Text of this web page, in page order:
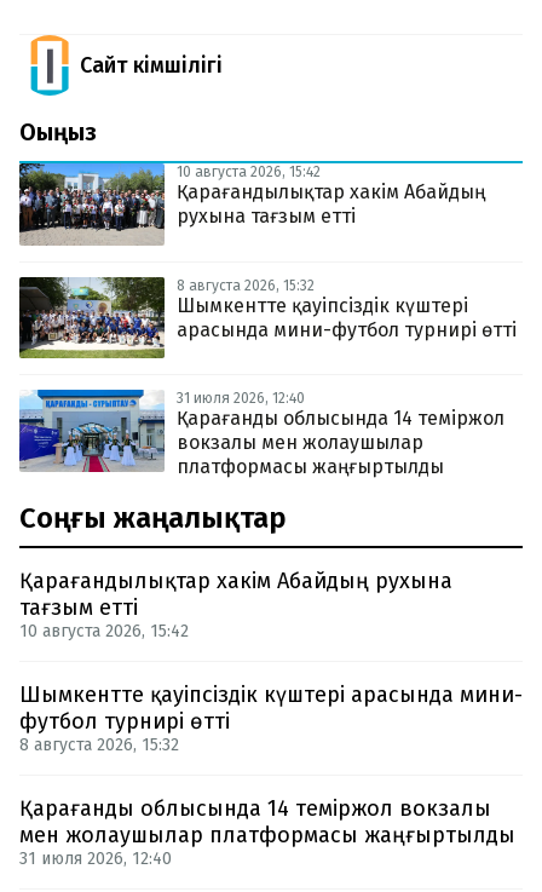
Сайт Әкімшілігі
Оқыңыз
10 августа 2026, 15:42
Қарағандылықтар хакім Абайдың
рухына тағзым етті
8 августа 2026, 15:32
Шымкентте қауіпсіздік күштері
арасында мини-футбол турнирі өтті
31 июля 2026, 12:40
Қарағанды облысында 14 теміржол
вокзалы мен жолаушылар
платформасы жаңғыртылды
Соңғы жаңалықтар
Қарағандылықтар хакім Абайдың рухына
тағзым етті
10 августа 2026, 15:42
Шымкентте қауіпсіздік күштері арасында мини-
футбол турнирі өтті
8 августа 2026, 15:32
Қарағанды облысында 14 теміржол вокзалы
мен жолаушылар платформасы жаңғыртылды
31 июля 2026, 12:40